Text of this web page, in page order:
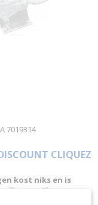
7019314
CLIQUEZ
kost niks en is
en